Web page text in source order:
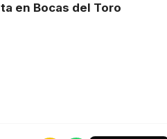
en Bocas del Toro